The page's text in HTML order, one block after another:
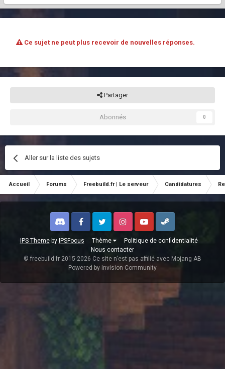
Ce sujet ne peut plus recevoir de nouvelles réponses.
Partager
Abonnés 0
Aller sur la liste des sujets
Accueil Forums Freebuild.fr | Le serveur Candidatures
IPS Themeby IPSFocus Thème
Politique de confidentialité
Nous contacter
Discord FacebookTwitter InstagramYoutubeSteam
© freebuild.fr 2015-2026 Ce site n'est pas affilié avec Mojang AB
Powered by Invision Community